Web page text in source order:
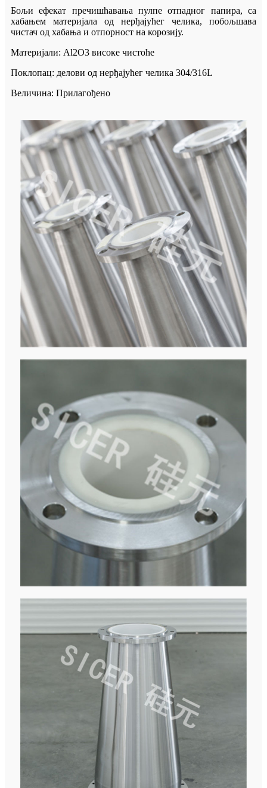
Бољи ефекат пречишћавања пулпе отпадног папира, са
хабањем материјала од нерђајућег челика, побољшава
чистач од хабања и отпорност на корозију.
Материјали: Al2O3 високе чистоће
Поклопац: делови од нерђајућег челика 304/316L
Величина: Прилагођено